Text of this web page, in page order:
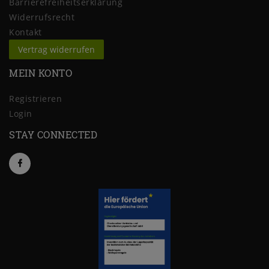
Widerrufs­recht
Kontakt
Vertrag widerrufen
MEIN KONTO
Registrieren
Login
STAY CONNECTED